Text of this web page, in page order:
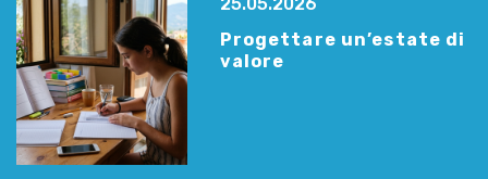
Progettare un’estate di
valore